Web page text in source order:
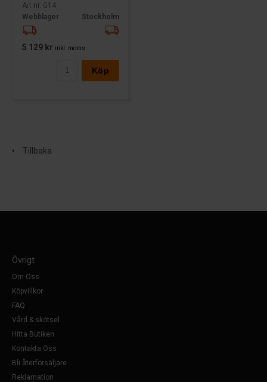
Art nr. G14
Webblager
Stockholm
5 129 kr inkl. moms
Köp
Tillbaka
Övrigt
Om Oss
Köpvillkor
FAQ
Vård & skötsel
Hitta Butiken
Kontakta Oss
Bli återförsäljare
Reklamation